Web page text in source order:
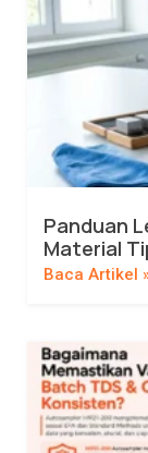
Panduan
Material
Baca Artikel